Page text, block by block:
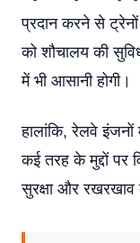
प्रदान करने से
को शौचालय की
में भी आसानी होगी।
हालांकि, रेलवे
कई तरह के मुद्दों पर
सुरक्षा और रखरखाव